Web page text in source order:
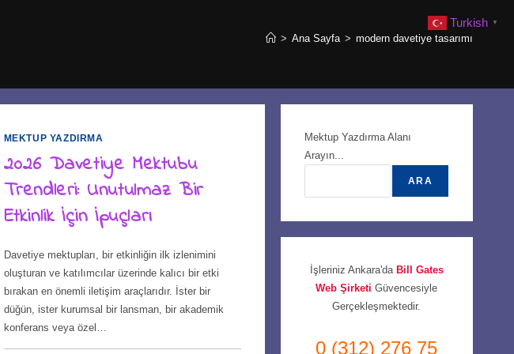
> Ana Sayfa > modern davetiye tasarımı
MEKTUP YAZDIRMA
2026 Davetiye Mektubu
Trendleri: Unutulmaz Bir
Etkinlik İçin İpuçları
Davetiye mektupları, bir etkinliğin ilk izlenimini
oluşturan ve katılımcılar üzerinde kalıcı bir etki
bırakan en önemli iletişim araçlarıdır. İster bir
düğün, ister kurumsal bir lansman, bir akademik
konferans veya özel…
Mektup Yazdırma Alanı
Arayın...
ARA
İşleriniz Ankara'da Bill Gates
Web ŞirketiGüvencesiyle
Gerçekleşmektedir.
0 (312) 276 75
Turkish ▼